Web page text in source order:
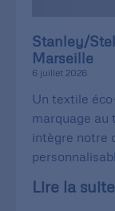
Stanley/
Marseille
6 juillet 2026
Un textile
marquage au
intègre notre
Lire la